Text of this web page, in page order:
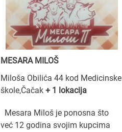
MESARA MILOŠ
Miloša Obilića 44 kod Medicinske
škole,Čačak + 1 lokacija
Mesara Miloš je ponosna što
već 12 godina svojim kupcima